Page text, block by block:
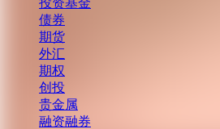
投资基金
债券
期货
外汇
期权
创投
贵金属
融资融券